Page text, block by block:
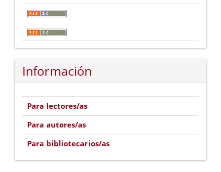
Información
Para lectores/as
Para autores/as
Para bibliotecarios/as